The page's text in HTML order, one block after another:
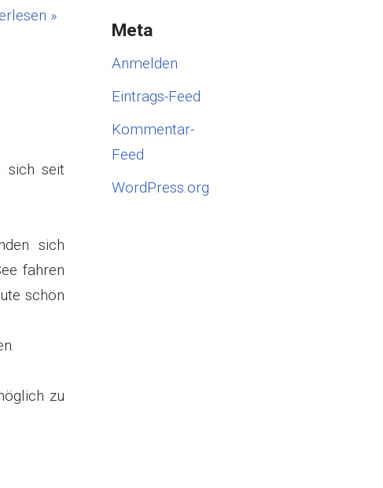
»
sich seit
sich
fahren
schön
zu
Meta
Anmelden
Eintrags-Feed
Kommentar-
Feed
WordPress.org